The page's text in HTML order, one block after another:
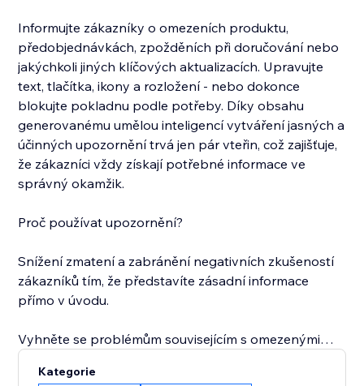
Informujte zákazníky o omezeních produktu,
předobjednávkách, zpožděních při doručování nebo
jakýchkoli jiných klíčových aktualizacích. Upravujte
text, tlačítka, ikony a rozložení - nebo dokonce
blokujte pokladnu podle potřeby. Díky obsahu
generovanému umělou inteligencí vytváření jasných a
účinných upozornění trvá jen pár vteřin, což zajišťuje,
že zákazníci vždy získají potřebné informace ve
správný okamžik.
Proč používat upozornění?
Snížení zmatení a zabránění negativních zkušeností
zákazníků tím, že představíte zásadní informace
přímo v úvodu.
Vyhněte se problémům souvisejícím s omezenými
Kategorie